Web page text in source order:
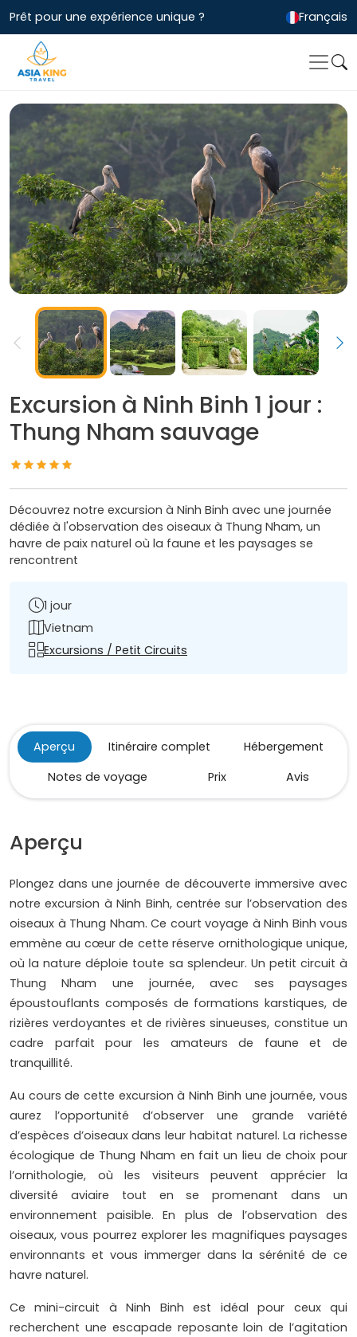
Prêt pour une expérience unique ? Français
Excursion à Ninh Binh 1 jour :
Thung Nham sauvage
Découvrez notre excursion à Ninh Binh avec une journée
dédiée à l'observation des oiseaux à Thung Nham, un
havre de paix naturel où la faune et les paysages se
rencontrent
1 jour
Vietnam
Excursions / Petit Circuits
Aperçu Itinéraire complet
Hébergement
Notes de voyage
Prix Avis
Aperçu
Plongez dans une journée de découverte immersive avec
notre excursion à Ninh Binh, centrée sur l’observation des
oiseaux à Thung Nham. Ce court voyage à Ninh Binh vous
emmène au cœur de cette réserve ornithologique unique,
où la nature déploie toute sa splendeur. Un petit circuit à
Thung Nham une journée, avec ses paysages
époustouflants composés de formations karstiques, de
rizières verdoyantes et de rivières sinueuses, constitue un
cadre parfait pour les amateurs de faune et de
tranquillité.
Au cours de cette excursion à Ninh Binh une journée, vous
aurez l’opportunité d’observer une grande variété
d’espèces d’oiseaux dans leur habitat naturel. La richesse
écologique de Thung Nham en fait un lieu de choix pour
l’ornithologie, où les visiteurs peuvent apprécier la
diversité aviaire tout en se promenant dans un
environnement paisible. En plus de l’observation des
oiseaux, vous pourrez explorer les magnifiques paysages
environnants et vous immerger dans la sérénité de ce
havre naturel.
Ce mini-circuit à Ninh Binh est idéal pour ceux qui
recherchent une escapade reposante loin de l’agitation